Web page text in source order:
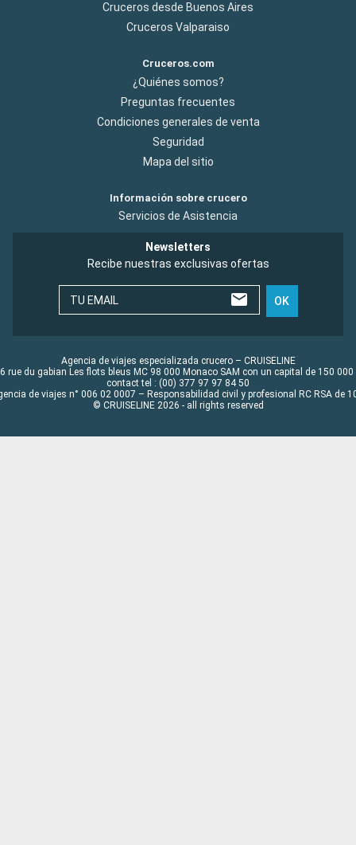
Cruceros desde Buenos Aires
Cruceros Valparaiso
Cruceros.com
¿Quiénes somos?
Preguntas frecuentes
Condiciones generales de venta
Seguridad
Mapa del sitio
Información sobre crucero
Servicios de Asistencia
Newsletters
Recibe nuestras exclusivas ofertas
TU EMAIL OK
Agencia de viajes especializada crucero – CRUISELINE
rue du gabian Les flots bleus MC 98 000 Monaco SAM con un capital de 150 000
contact tel : (00) 377 97 97 84 50
de viajes n° 006 02 0007 – Responsabilidad civil y profesional RC RSA de
© CRUISELINE 2026 - all rights reserved